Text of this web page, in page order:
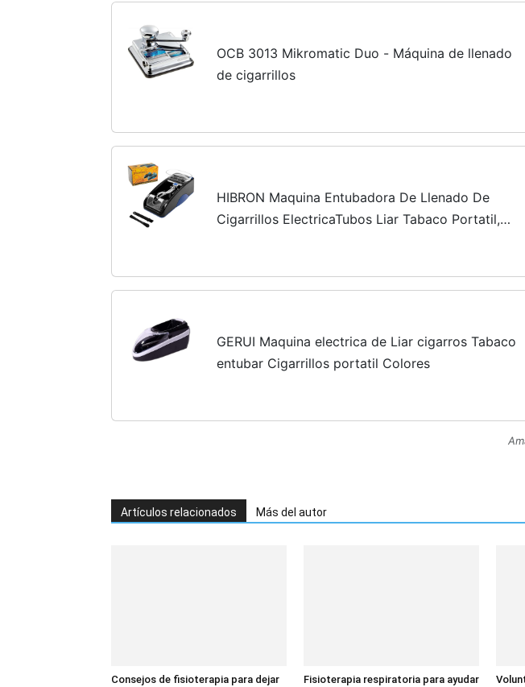
OCB 3013 Mikromatic Duo - Máquina de llenado
de cigarrillos
HIBRON Maquina Entubadora De Llenado De
Cigarrillos ElectricaTubos Liar Tabaco Portatil,
GERUI Maquina electrica de Liar cigarros Tabaco
entubar Cigarrillos portatil Colores
Artículos relacionados Más del autor
Consejos de fisioterapia para dejar
Fisioterapia respiratoria para ayudar